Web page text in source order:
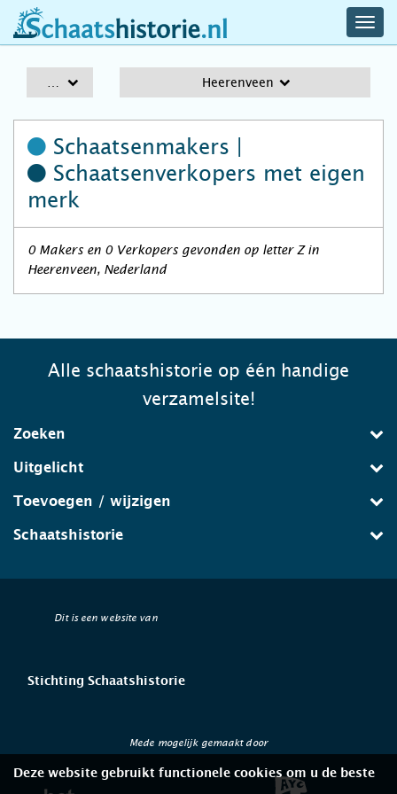
schaatshistorie.nl
Heerenveen
Schaatsenmakers |
Schaatsenverkopers met eigen
merk
0 Makers en 0 Verkopers gevonden op letter Z in
Heerenveen, Nederland
Alle schaatshistorie op één handige
verzamelsite!
Zoeken
Uitgelicht
Toevoegen / wijzigen
Schaatshistorie
Dit is een website van
Stichting Schaatshistorie
Mede mogelijk gemaakt door
Deze website gebruikt functionele cookies om u de beste